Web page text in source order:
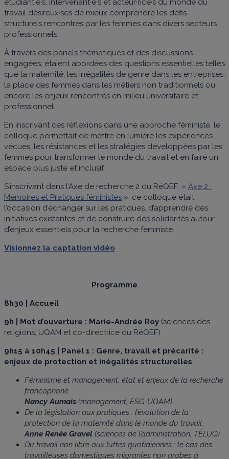
travail désireux·ses de mieux comprendre les défis
structurels rencontrés par les femmes dans divers secteurs
professionnels.
À travers des panels thématiques et des discussions
engagées, étaient abordées des questions essentielles telles
que la maternité, les inégalités de genre dans les entreprises,
la place des femmes dans les métiers non traditionnels ou
encore les enjeux rencontrés en milieu universitaire et
professionnel.
En inscrivant ces réflexions dans une approche féministe, le
colloque permettait de mettre en lumière les expériences
vécues, les résistances et les stratégies développées par les
femmes pour transformer le monde du travail et en faire un
espace plus juste et inclusif.
S’inscrivant dans l’Axe de recherche 2 du RéQEF: « Axe 2 :
Mémoires et Pratiques féministes », ce colloque était
l’occasion d’échanger sur les pratiques, d’apprendre des
initiatives existantes et de construire des solidarités autour
d’enjeux essentiels pour la recherche féministe.
Visionnez la captation vidéo
Programme
8h30 | Accueil
9h | Mot d’ouverture : Marie-Andrée Roy (sciences des
religions, UQAM et co-directrice du RéQEF)
9h15 à 10h45 | Panel 1 : Genre, travail et précarité :
enjeux de protection et inégalités structurelles
Féminisme et management: état et enjeux de la recherche
francophone
Nancy Aumais (management, ESG-UQAM)
De la législation aux pratiques : l’évolution de la
protection de la maternité dans le monde du travail.
Anne Renée Gravel (sciences de l’administration, TÉLUQ)
Du travail non libre aux luttes quotidiennes : le cas des
travailleuses domestiques migrantes non arabes à